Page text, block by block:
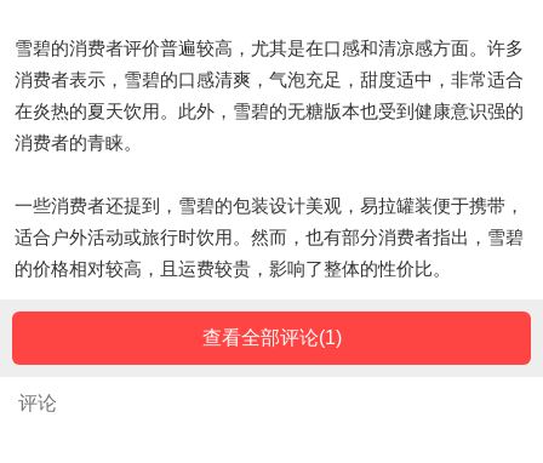
雪碧的消费者评价普遍较高，尤其是在口感和清凉感方面。许多
消费者表示，雪碧的口感清爽，气泡充足，甜度适中，非常适合
在炎热的夏天饮用。此外，雪碧的无糖版本也受到健康意识强的
消费者的青睐。
一些消费者还提到，雪碧的包装设计美观，易拉罐装便于携带，
适合户外活动或旅行时饮用。然而，也有部分消费者指出，雪碧
的价格相对较高，且运费较贵，影响了整体的性价比。
查看全部评论(1)